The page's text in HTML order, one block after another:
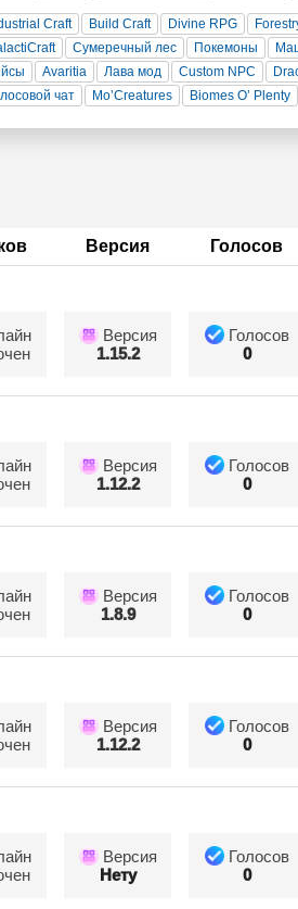
Craft Build Craft Divine RPG
Сумеречный лес Покемоны
Avaritia Лава мод Custom NPC
чат
Mo’Creatures Biomes O’ Plenty
Версия Голосов
Версия
1.15.2
Голосов
0
Версия
1.12.2
Голосов
0
Версия
1.8.9
Голосов
0
Версия
1.12.2
Голосов
0
Версия
Нету
Голосов
0